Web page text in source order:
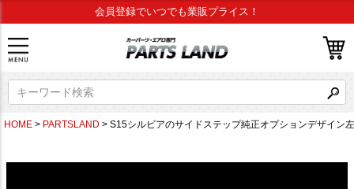
会員登録でいつでも業販プライス！
HOME PARTSLAND S15シルビアのサイドステップ純正オプションデザイン